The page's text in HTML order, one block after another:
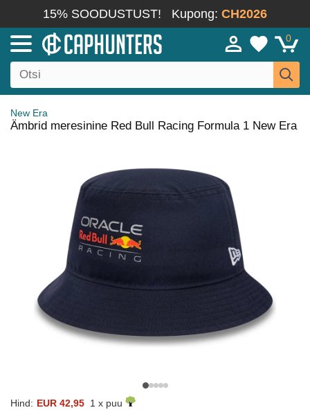
15% SOODUSTUST! Kupong: CH2026
0
New Era
Ämbrid meresinine Red Bull Racing Formula 1 New Era
Hind: EUR 42,95 1 x puu